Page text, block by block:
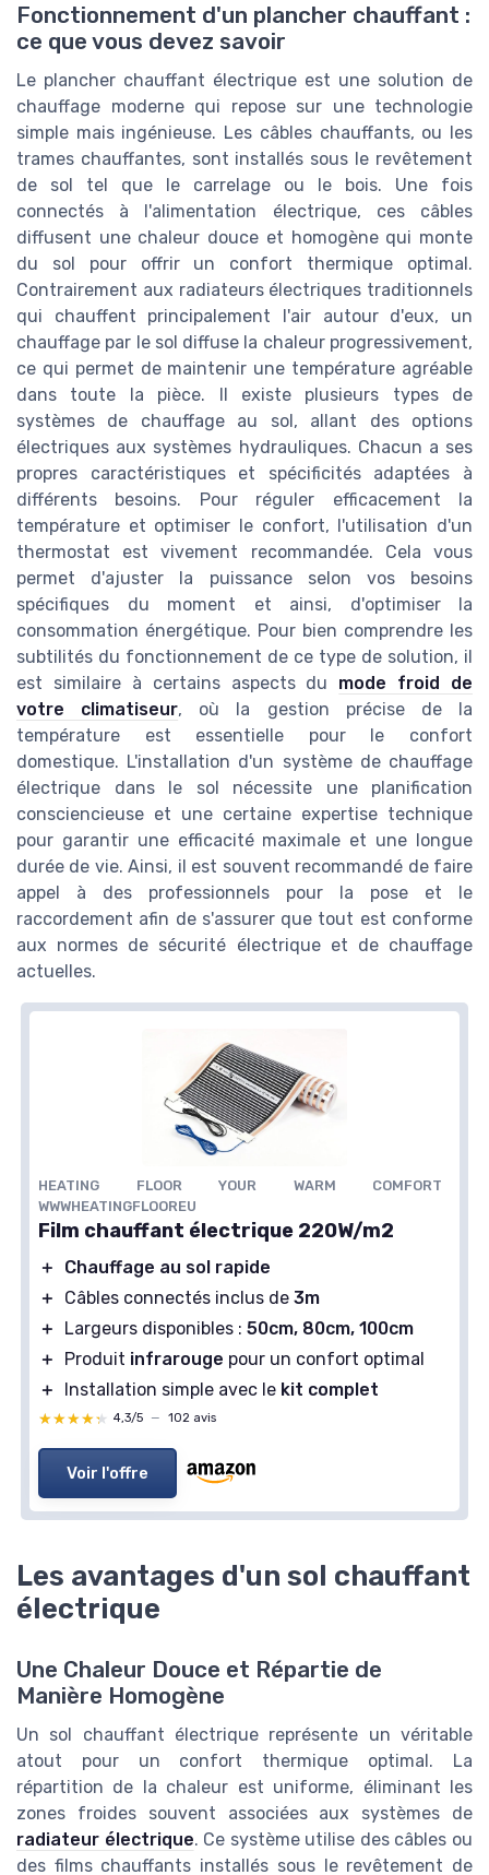
Fonctionnement d'un plancher chauffant :
ce que vous devez savoir
Le plancher chauffant électrique est une solution de
chauffage moderne qui repose sur une technologie
simple mais ingénieuse. Les câbles chauffants, ou les
trames chauffantes, sont installés sous le revêtement
de sol tel que le carrelage ou le bois. Une fois
connectés à l'alimentation électrique, ces câbles
diffusent une chaleur douce et homogène qui monte
du sol pour offrir un confort thermique optimal.
Contrairement aux radiateurs électriques traditionnels
qui chauffent principalement l'air autour d'eux, un
chauffage par le sol diffuse la chaleur progressivement,
ce qui permet de maintenir une température agréable
dans toute la pièce. Il existe plusieurs types de
systèmes de chauffage au sol, allant des options
électriques aux systèmes hydrauliques. Chacun a ses
propres caractéristiques et spécificités adaptées à
différents besoins. Pour réguler efficacement la
température et optimiser le confort, l'utilisation d'un
thermostat est vivement recommandée. Cela vous
permet d'ajuster la puissance selon vos besoins
spécifiques du moment et ainsi, d'optimiser la
consommation énergétique. Pour bien comprendre les
subtilités du fonctionnement de ce type de solution, il
est similaire à certains aspects du mode froid de
votre climatiseur, où la gestion précise de la
température est essentielle pour le confort
domestique. L'installation d'un système de chauffage
électrique dans le sol nécessite une planification
consciencieuse et une certaine expertise technique
pour garantir une efficacité maximale et une longue
durée de vie. Ainsi, il est souvent recommandé de faire
appel à des professionnels pour la pose et le
raccordement afin de s'assurer que tout est conforme
aux normes de sécurité électrique et de chauffage
actuelles.
HEATING FLOOR YOUR WARM COMFORT
WWWHEATINGFLOOREU
Film chauffant électrique 220W/m2
＋
Chauffage au sol rapide
＋
Câbles connectés inclus de 3m
＋
Largeurs disponibles : 50cm, 80cm, 100cm
＋
Produit infrarouge pour un confort optimal
＋
Installation simple avec le kit complet
★★★★★
★★★★★ 4,3/5 — 102 avis
Voir l'offre
Les avantages d'un sol chauffant
électrique
Une Chaleur Douce et Répartie de
Manière Homogène
Un sol chauffant électrique représente un véritable
atout pour un confort thermique optimal. La
répartition de la chaleur est uniforme, éliminant les
zones froides souvent associées aux systèmes de
radiateur électrique. Ce système utilise des câbles ou
des films chauffants installés sous le revêtement de